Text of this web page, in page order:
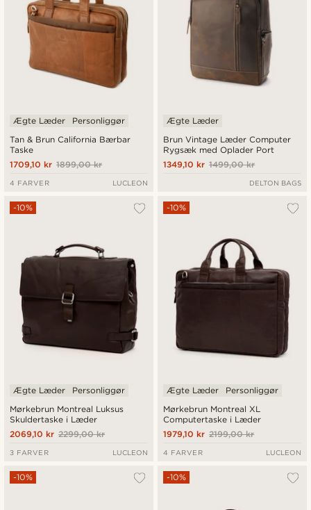
Tan & Brun California Bærbar
Taske
Ægte Læder Personliggør
1899,00 kr
1709,10 kr
4 FARVER LUCLEON
Brun Vintage Læder Computer
Rygsæk med Oplader Port
Ægte Læder
1499,00 kr
1349,10 kr
DELTON BAGS
Mørkebrun Montreal Luksus
Skuldertaske i Læder
-10%
Ægte Læder Personliggør
2299,00 kr
2069,10 kr
3 FARVER LUCLEON
Mørkebrun Montreal XL
Computertaske i Læder
-10%
Ægte Læder Personliggør
2199,00 kr
1979,10 kr
4 FARVER LUCLEON
-10% -10%